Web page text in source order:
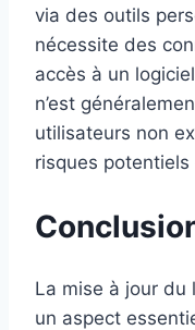
via des outils
nécessite des
accès à un
n’est
utilisateurs non
risques potentiels
La mise à jour du
un aspect